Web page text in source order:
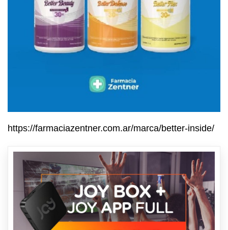
https://farmaciazentner.com.ar/marca/better-inside/